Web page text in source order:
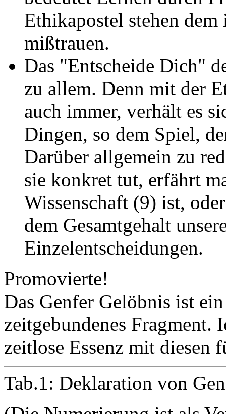
Ethikapostel stehen
mißtrauen.
Das "Entscheide Dich"
zu allem. Denn mit der
auch immer, verhält es
Dingen, so dem Spiel,
Darüber allgemein zu
sie konkret tut, erfährt
Wissenschaft (9) ist,
dem Gesamtgehalt
Einzelentscheidungen.
Promovierte!
Das Genfer Gelöbnis ist
zeitgebundenes Fragment.
zeitlose Essenz mit diesen
Tab.1: Deklaration von